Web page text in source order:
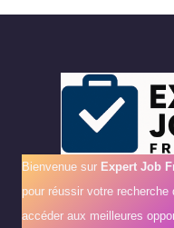
Bienvenue sur Expert Job
pour réussir votre recherche
accéder aux meilleures